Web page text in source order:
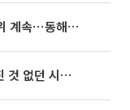
[내일 날씨] 폭염 한풀 꺾여도 무더위 계속⋯동해안 이틀 연속 비
임영웅, 어느덧 데뷔 10주년⋯"가진 것 없던 시절, 내 앞엔 20명의 팬뿐"